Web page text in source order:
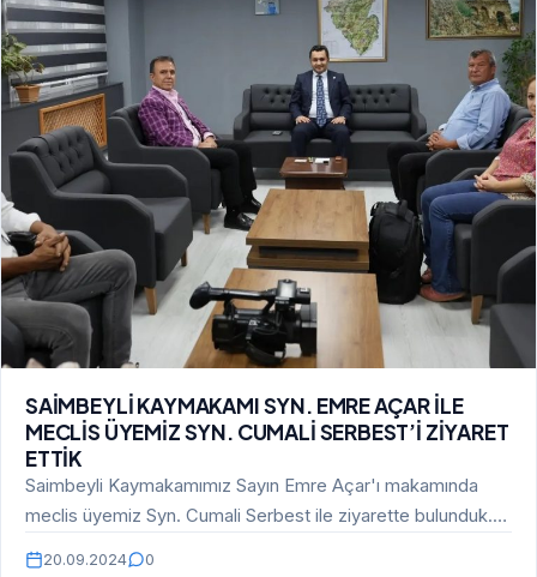
SAİMBEYLİ KAYMAKAMI SYN. EMRE AÇAR İLE
MECLİS ÜYEMİZ SYN. CUMALİ SERBEST’İ ZİYARET
ETTİK
Saimbeyli Kaymakamımız Sayın Emre Açar'ı makamında
meclis üyemiz Syn. Cumali Serbest ile ziyarette bulunduk.
Genç kaymakamımızın…
20.09.2024 0